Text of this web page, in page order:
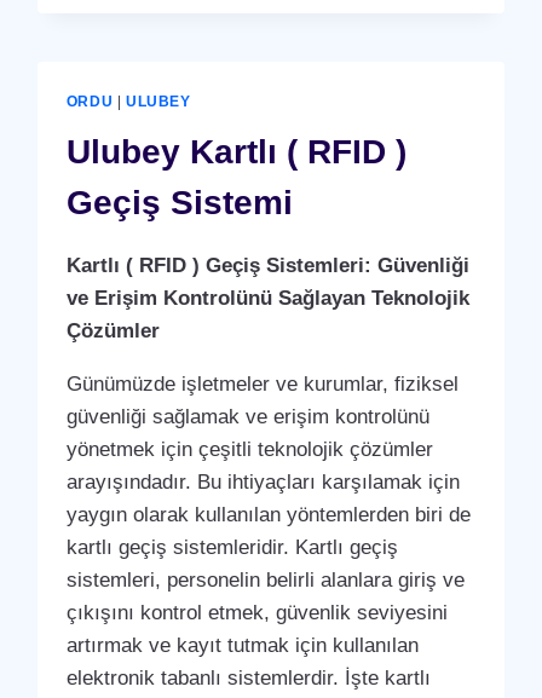
ORDU | ULUBEY
Ulubey Kartlı ( RFID )
Geçiş Sistemi
Kartlı ( RFID ) Geçiş Sistemleri: Güvenliği
ve Erişim Kontrolünü Sağlayan Teknolojik
Çözümler
Günümüzde işletmeler ve kurumlar, fiziksel
güvenliği sağlamak ve erişim kontrolünü
yönetmek için çeşitli teknolojik çözümler
arayışındadır. Bu ihtiyaçları karşılamak için
yaygın olarak kullanılan yöntemlerden biri de
kartlı geçiş sistemleridir. Kartlı geçiş
sistemleri, personelin belirli alanlara giriş ve
çıkışını kontrol etmek, güvenlik seviyesini
artırmak ve kayıt tutmak için kullanılan
elektronik tabanlı sistemlerdir. İşte kartlı